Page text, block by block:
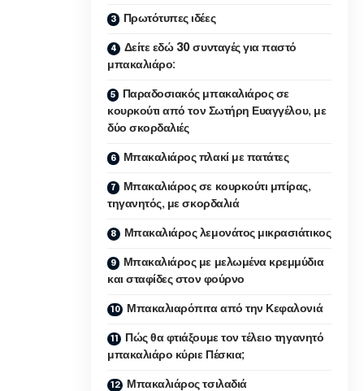
Πρωτότυπες ιδέες
Δείτε εδώ 30 συνταγές για παστό
μπακαλιάρο:
Παραδοσιακός μπακαλιάρος σε
κουρκούτι από τον Σωτήρη Ευαγγέλου, με
δύο σκορδαλιές
Μπακαλιάρος πλακί με πατάτες
Μπακαλιάρος σε κουρκούτι μπίρας,
τηγανητός, με σκορδαλιά
Μπακαλιάρος λεμονάτος μικρασιάτικος
Μπακαλιάρος με μελωμένα κρεμμύδια
και σταφίδες στον φούρνο
Μπακαλιαρόπιτα από την Κεφαλονιά
Πώς θα φτιάξουμε τον τέλειο τηγανητό
μπακαλιάρο κύριε Πέσκια;
Μπακαλιάρος τσιλαδιά